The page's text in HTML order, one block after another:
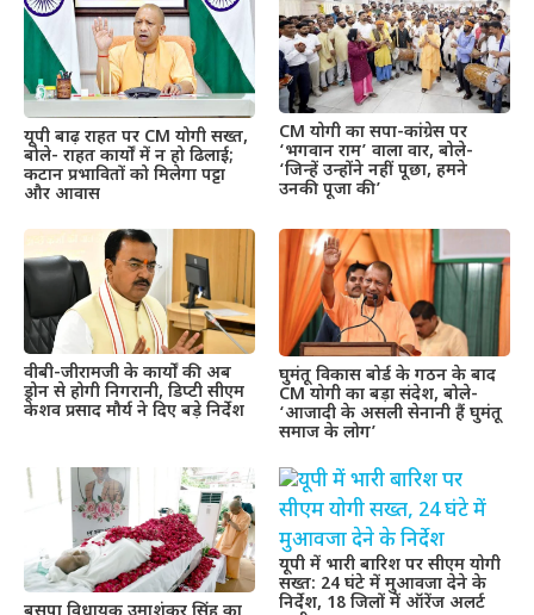
यूपी बाढ़ राहत पर CM योगी सख्त,
बोले- राहत कार्यों में न हो ढिलाई;
कटान प्रभावितों को मिलेगा पट्टा
और आवास
CM योगी का सपा-कांग्रेस पर
‘भगवान राम’ वाला वार, बोले-
‘जिन्हें उन्होंने नहीं पूछा, हमने
उनकी पूजा की’
वीबी-जीरामजी के कार्यों की अब
ड्रोन से होगी निगरानी, डिप्टी सीएम
केशव प्रसाद मौर्य ने दिए बड़े निर्देश
घुमंतू विकास बोर्ड के गठन के बाद
CM योगी का बड़ा संदेश, बोले-
‘आजादी के असली सेनानी हैं घुमंतू
समाज के लोग’
यूपी में भारी बारिश पर सीएम योगी
सख्त: 24 घंटे में मुआवजा देने के
निर्देश, 18 जिलों में ऑरेंज अलर्ट